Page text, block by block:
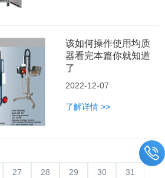
该如何操作使用均质
器看完本篇你就知道
了
2022-12-07
了解详情 >>
27 28 29 30 31